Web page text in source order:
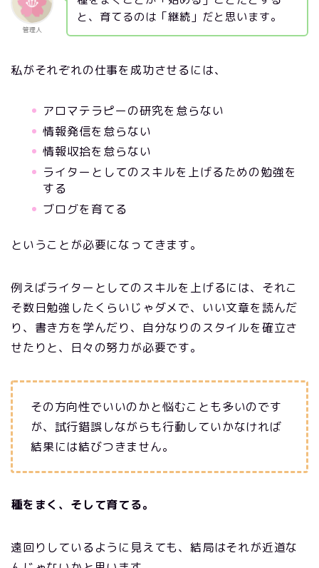
管理人
と、育てるのは「継続」だと思います。
私がそれぞれの仕事を成功させるには、
アロマテラピーの研究を怠らない
情報発信を怠らない
情報収拾を怠らない
ライターとしてのスキルを上げるための勉強を
する
ブログを育てる
ということが必要になってきます。
例えばライターとしてのスキルを上げるには、それこ
そ数日勉強したくらいじゃダメで、いい文章を読んだ
り、書き方を学んだり、自分なりのスタイルを確立さ
せたりと、日々の努力が必要です。
その方向性でいいのかと悩むことも多いのです
が、試行錯誤しながらも行動していかなければ
結果には結びつきません。
種をまく、そして育てる。
遠回りしているように見えても、結局はそれが近道な